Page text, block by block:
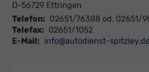
D-56729 Ettringen
Telefon: 02651/76388 od. 02651/
Telefax: 02651/1052
E-Mail: info@autodienst-spitzley.de